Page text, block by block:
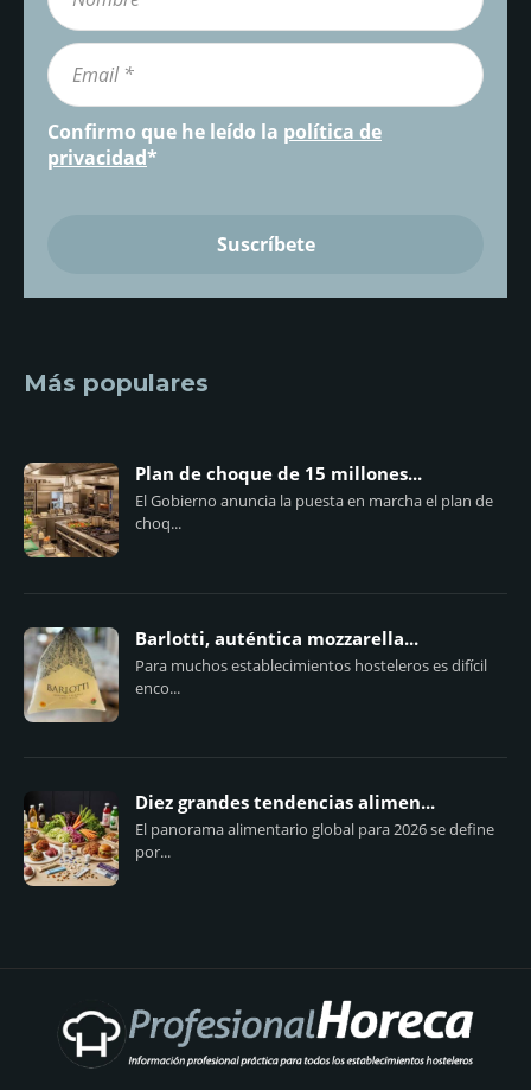
Confirmo que he leído la política de
privacidad*
Más populares
Plan de choque de 15 millones...
El Gobierno anuncia la puesta en marcha el plan de
choq...
Barlotti, auténtica mozzarella...
Para muchos establecimientos hosteleros es difícil
enco...
Diez grandes tendencias alimen...
El panorama alimentario global para 2026 se define
por...